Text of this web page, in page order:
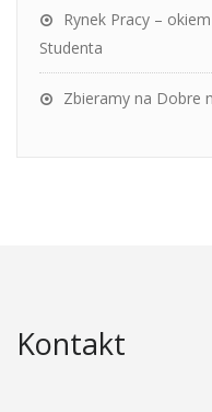
Rynek Pracy –
Studenta
Zbieramy na Dobre
Kontakt